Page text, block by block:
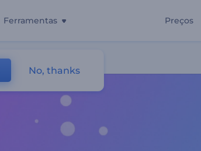
Ferramentas Preços
No, thanks